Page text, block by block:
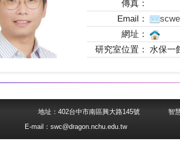
傳真：
Email：
網址：
研究室位置： 水保一
地址：402台中市南區興大路145號
E-mail：swc@dragon.nchu.edu.tw
智